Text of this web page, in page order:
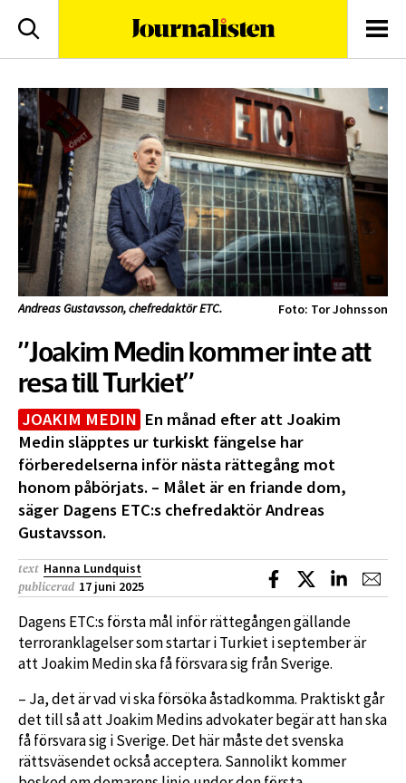
Sök
Andreas Gustavsson, chefredaktör ETC. Foto: Tor Johnsson
”Joakim Medin kommer inte att
resa till Turkiet”
JOAKIM MEDIN En månad efter att Joakim
Medin släpptes ur turkiskt fängelse har
förberedelserna inför nästa rättegång mot
honom påbörjats. – Målet är en friande dom,
säger Dagens ETC:s chefredaktör Andreas
Gustavsson.
text Hanna Lundquist
publicerad 17 juni 2025
Dela på Facebook
Dela på XDela på
Dagens ETC:s första mål inför rättegången gällande
terroranklagelser som startar i Turkiet i september är
att Joakim Medin ska få försvara sig från Sverige.
– Ja, det är vad vi ska försöka åstadkomma. Praktiskt går
det till så att Joakim Medins advokater begär att han ska
få försvara sig i Sverige. Det här måste det svenska
rättsväsendet också acceptera. Sannolikt kommer